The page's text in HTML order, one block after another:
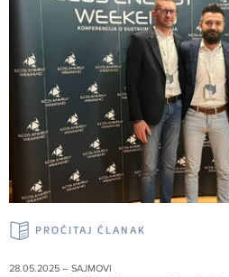
PROČITAJ ČLANAK
28.05.2025 – SAJMOVI